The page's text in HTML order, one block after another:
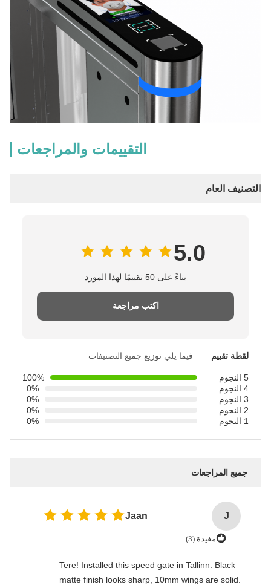
التقييمات والمراجعات
التصنيف العام
5.0
بناءً على 50 تقييمًا لهذا المورد
اكتب مراجعة
لقطة تقييم فيما يلي توزيع جميع التصنيفات
5 النجوم
100%
4 النجوم
0%
3 النجوم
0%
2 النجوم
0%
1 النجوم
0%
جميع المراجعات
J
Jaan
مفيدة (3)
Tere! Installed this speed gate in Tallinn. Black
matte finish looks sharp, 10mm wings are solid.